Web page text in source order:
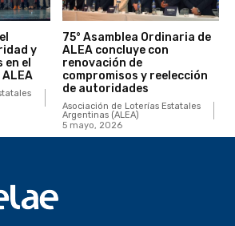
y
el
75° Asamblea Ordinaria de
ALEA concluye con
renovación de
compromisos y reelección
de autoridades
Asociación de Loterías Estatales
Argentinas (ALEA)
5 mayo, 2026